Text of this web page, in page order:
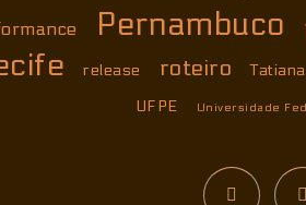
Pernambuco
release roteiro
UFPE
Universidade